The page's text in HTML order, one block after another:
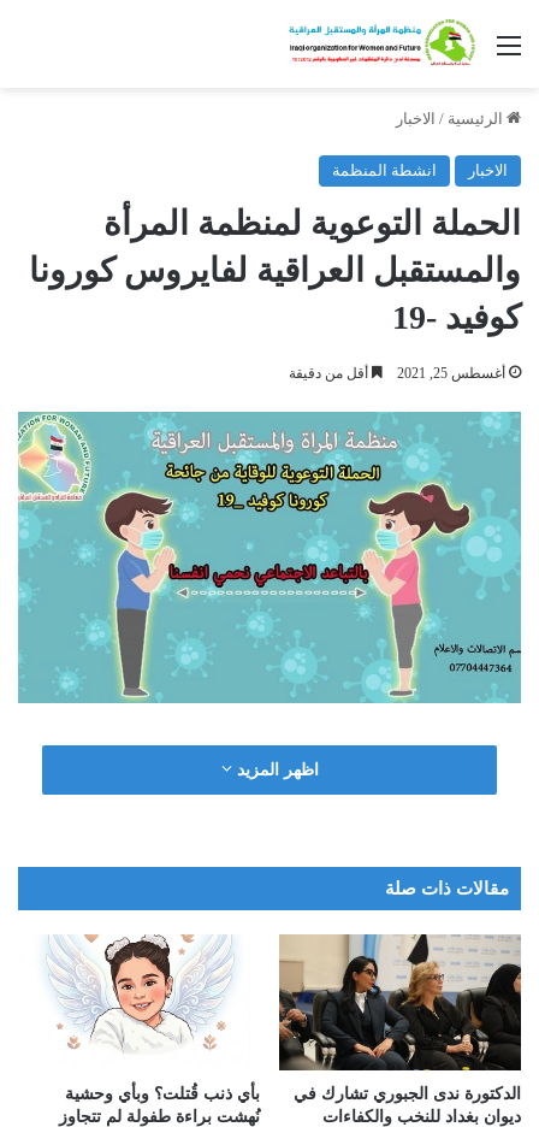
القائمة
الرئيسية / الاخبار
الاخبار انشطة المنظمة
الحملة التوعوية لمنظمة المرأة
والمستقبل العراقية لفايروس كورونا
كوفيد -19
أغسطس 25, 2021 أقل من دقيقة
اظهر المزيد
مقالات ذات صلة
الدكتورة ندى الجبوري تشارك في
ديوان بغداد للنخب والكفاءات
بأي ذنب قُتلت؟ وبأي وحشية
نُهشت براءة طفولة لم تتجاوز